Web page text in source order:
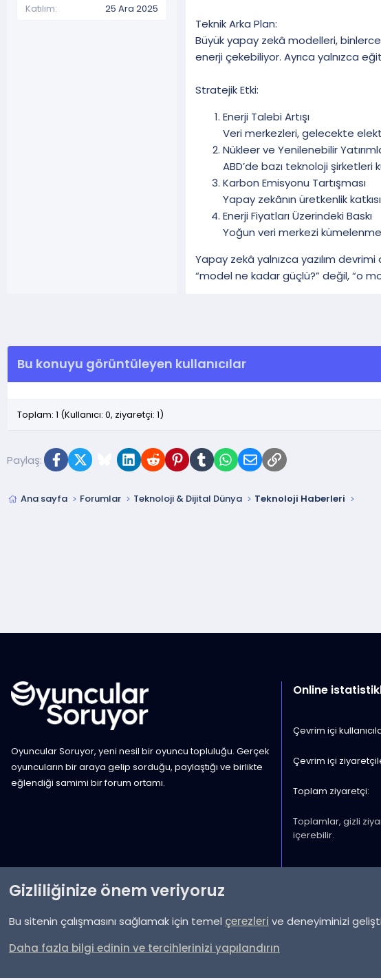
Katılım
25 Ara 2025
Teknik Arka Plan:
Büyük yapay zekâ modelleri,
enerji çekebiliyor. Ayrıca yalnızca
Stratejik Etki:
Enerji Talebi Artışı
Veri merkezleri, gelecekte
Nükleer ve Yenilenebilir
ABD’de bazı teknoloji
Karbon Emisyonu Tartışması
Yapay zekânın üretkenlik
Enerji Fiyatları Üzerindeki Baskı
Yoğun veri merkezi
Yapay zekâ yalnızca yazılım
“model ne kadar güçlü?” değil, “o
Bu konuyu görüntüleyen kullanıcılar
Toplam: 1 (Kullanıcı: 0, ziyaretçi: 1)
Paylaş: FacebookX (Twitter)
BlueskyLinkedInRedditPinterest
TumblrWhatsApp
E-posta
Link
Ana sayfa Forumlar Teknoloji & Dijital Dünya Teknoloji Haberleri
Oyuncular Soruyor, yeni nesil bir oyuncu topluluğu. Gerçek
oyuncuların bir araya gelip sorduğu, paylaştığı ve birlikte
eğlendiği samimi bir forum ortamı.
Online
Çevrim içi
Çevrim içi
Toplam ziyaretçi
Toplamlar, gizli
içerebilir.
Community platform by XenForo® © 2010-2025 XenForo Ltd.
Gizliliğinize önem veriyoruz
Bu sitenin çalışmasını sağlamak için temel çerezleri ve deneyiminizi
Daha fazla bilgi edinin ve tercihlerinizi yapılandırın